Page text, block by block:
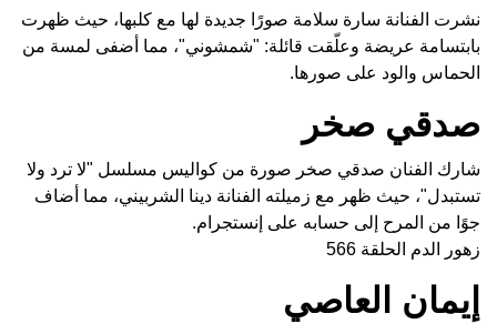
نشرت الفنانة سارة سلامة صورًا جديدة لها مع كلبها، حيث ظهرت
بابتسامة عريضة وعلّقت قائلة: "شمشوني"، مما أضفى لمسة من
الحماس والود على صورها.
صدقي صخر
شارك الفنان صدقي صخر صورة من كواليس مسلسل "لا ترد ولا
تستبدل"، حيث ظهر مع زميلته الفنانة دينا الشربيني، مما أضاف
جوًا من المرح إلى حسابه على إنستجرام.
زهور الدم الحلقة 566
إيمان العاصي